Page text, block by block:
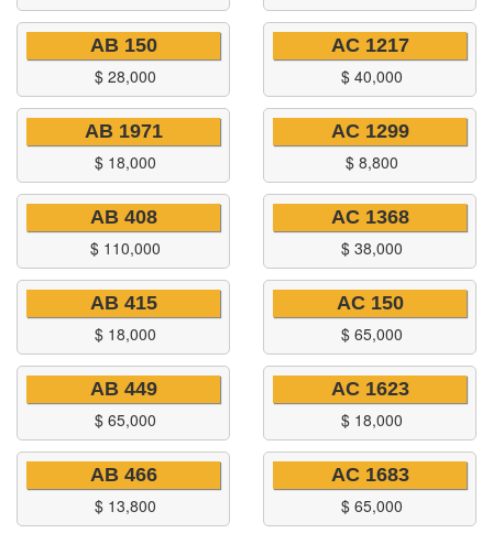
AB 150
$ 28,000
AB 1971
$ 18,000
AB 408
$ 110,000
AB 415
$ 18,000
AB 449
$ 65,000
AB 466
$ 13,800
AC 1217
$ 40,000
AC 1299
$ 8,800
AC 1368
$ 38,000
AC 150
$ 65,000
AC 1623
$ 18,000
AC 1683
$ 65,000